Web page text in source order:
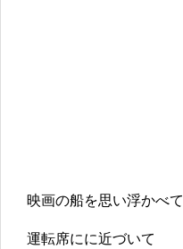
映画の船を思い浮かべ
運転席にに近づいて